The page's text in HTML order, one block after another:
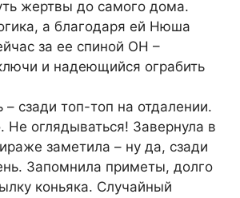
жертвы до самого дома.
а благодаря ей Нюша
за ее спиной ОН –
и надеющийся ограбить
– сзади топ-топ на отдалении.
Не оглядываться! Завернула в
заметила – ну да, сзади
Запомнила приметы, долго
коньяка. Случайный